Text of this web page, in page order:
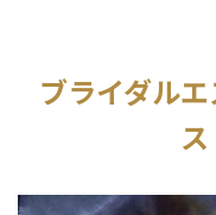
ブライダル